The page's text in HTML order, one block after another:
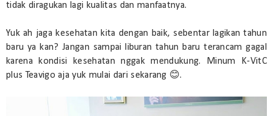
tidak diragukan lagi kualitas dan manfaatnya.
Yuk ah jaga kesehatan kita dengan baik, sebentar lagikan tahun
baru ya kan? Jangan sampai liburan tahun baru terancam gagal
karena kondisi kesehatan nggak mendukung. Minum K-VitC
plus Teavigo aja yuk mulai dari sekarang 😊.